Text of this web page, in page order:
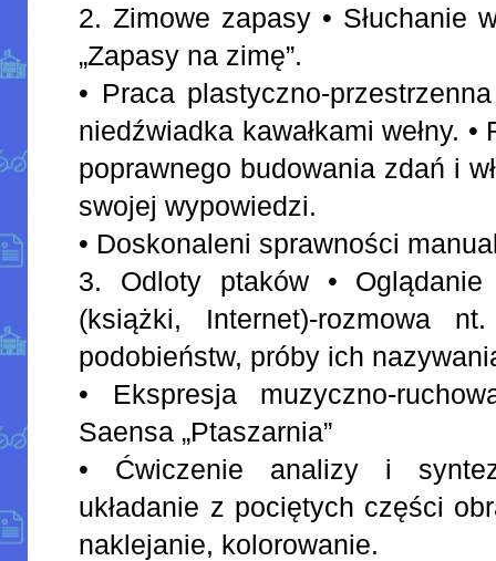
2. Zimowe zapasy • Słuchanie
„Zapasy na zimę”.
• Praca plastyczno-
niedźwiadka kawałkami wełny.
poprawnego budowania zdań i
swojej wypowiedzi.
• Doskonaleni sprawności
3. Odloty ptaków •
(książki, Internet)-rozmowa
podobieństw, próby ich
• Ekspresja muzyczno-
Saensa „Ptaszarnia”
• Ćwiczenie analizy i
układanie z pociętych części
naklejanie, kolorowanie.